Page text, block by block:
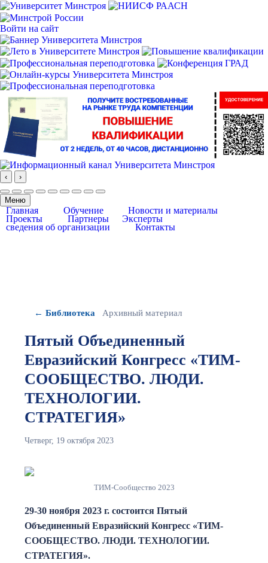
Войти на сайт
‹ ›
Меню
Главная Обучение
Новости и материалы
Проекты
Партнеры
Эксперты
сведения об организации
Контакты
← Библиотека Архивный материал
Пятый Объединенный
Евразийский Конгресс «ТИМ-
СООБЩЕСТВО. ЛЮДИ.
ТЕХНОЛОГИИ.
СТРАТЕГИЯ»
Четверг, 19 октября 2023
ТИМ-Сообщество 2023
29-30 ноября 2023 г. состоится Пятый
Объединенный Евразийский Конгресс «ТИМ-
СООБЩЕСТВО. ЛЮДИ. ТЕХНОЛОГИИ.
СТРАТЕГИЯ».